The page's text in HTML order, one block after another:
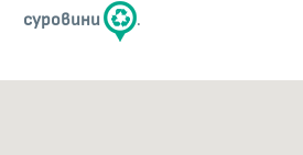
суровини
.